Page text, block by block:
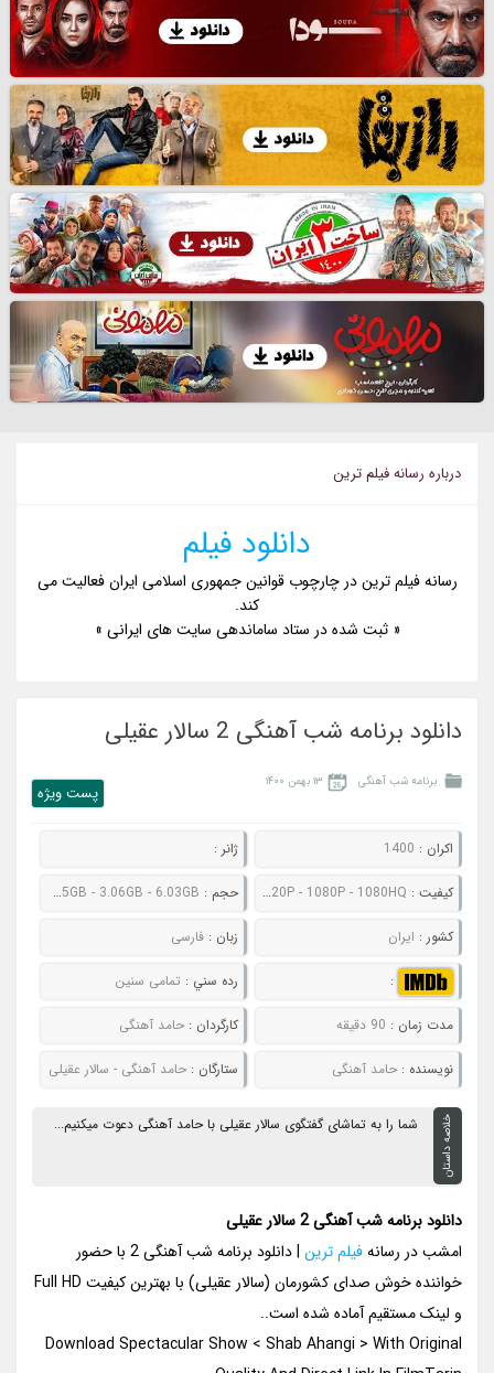
درباره رسانه فيلم ترين
دانلود فیلم
رسانه فیلم ترین در چارچوب قوانین جمهوری اسلامی ایران فعالیت می
کند.
« ثبت شده در ستاد ساماندهی سایت های ایرانی »
دانلود برنامه شب آهنگی 2 سالار عقیلی
برنامه شب آهنگی ۱۳ بهمن ۱۴۰۰
پست ويژه
اکران : 1400 ژانر :
کيفيت : 480P - 720P - 1080P - 1080HQ حجم : 558MB - 877MB - 1.25GB - 3.06GB - 6.03GB
کشور : ایران زبان : فارسی
: رده سني : تمامی سنین
مدت زمان : 90 دقیقه کارگردان : حامد آهنگی
نويسنده :حامد آهنگی ستارگان : حامد آهنگی - سالار عقیلی
خلاصه داستان شما را به تماشای گفتگوی سالار عقیلی با حامد آهنگی دعوت میکنیم...
دانلود برنامه شب آهنگی 2 سالار عقیلی
امشب در رسانهفیلم ترین
| دانلود برنامه شب آهنگی 2 با حضور
خواننده خوش صدای کشورمان (سالار عقیلی) با بهترین کیفیت Full HD
و لینک مستقیم آماده شده است..
Download Spectacular Show < Shab Ahangi > With Original